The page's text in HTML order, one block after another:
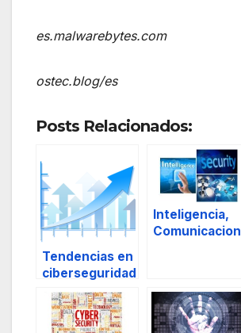
es.malwarebytes.com
ostec.blog/es
Posts Relacionados:
Tendencias en
ciberseguridad
2021.
Inteligencia,
Comunicacion